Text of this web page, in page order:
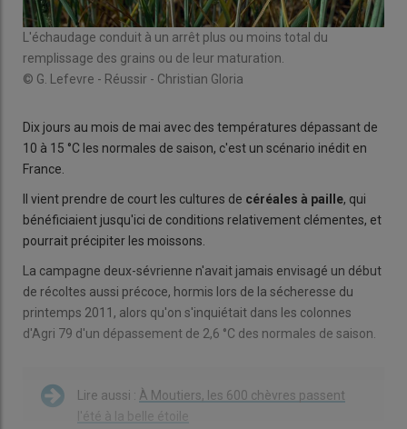
L'échaudage conduit à un arrêt plus ou moins total du
remplissage des grains ou de leur maturation.
© G. Lefevre - Réussir - Christian Gloria
Dix jours au mois de mai avec des températures dépassant de
10 à 15 °C les normales de saison, c'est un scénario inédit en
France.
Il vient prendre de court les cultures de céréales à paille, qui
bénéficiaient jusqu'ici de conditions relativement clémentes, et
pourrait précipiter les moissons.
La campagne deux-sévrienne n'avait jamais envisagé un début
de récoltes aussi précoce, hormis lors de la sécheresse du
printemps 2011, alors qu'on s'inquiétait dans les colonnes
d'Agri 79 d'un dépassement de 2,6 °C des normales de saison.
Lire aussi : À Moutiers, les 600 chèvres passent
l'été à la belle étoile